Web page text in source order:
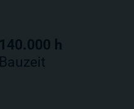
140.000 h
Bauzeit